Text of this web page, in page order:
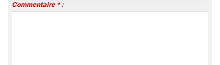
Commentaire * :